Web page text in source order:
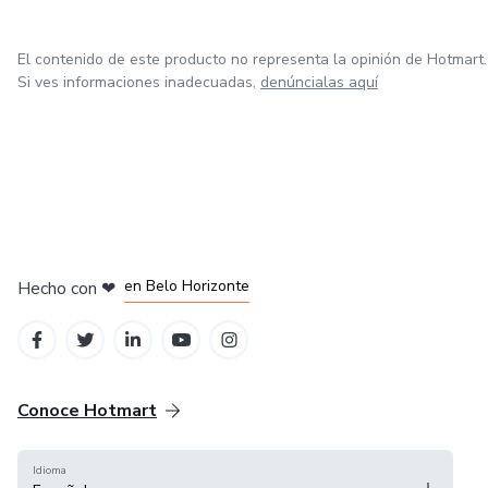
El contenido de este producto no representa la opinión de Hotmart.
Si ves informaciones inadecuadas, denúncialas aquí
Hecho con ❤ en Belo Horizonte
Conoce Hotmart
Idioma